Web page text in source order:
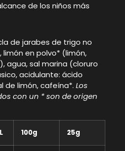
de los niños más
de jarabes de trigo no
en polvo* (limón,
agua, sal marina (cloruro
acidulante: ácido
de limón, cafeína*. Los
con un * son de origen
100g 25g